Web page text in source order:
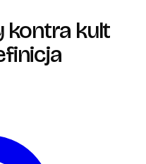
kontra kult